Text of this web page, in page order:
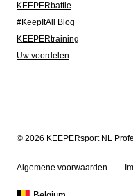
KEEPERbattle
#KeepItAll Blog
KEEPERtraining
Uw voordelen
© 2026 KEEPERsport NL
Algemene voorwaarden